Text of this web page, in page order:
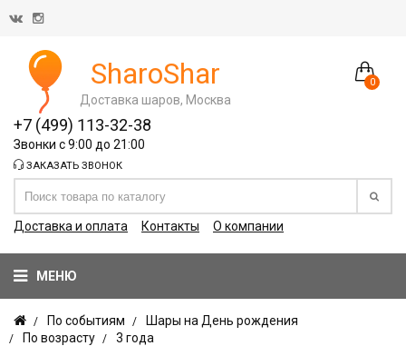
0
SharoShar
Доставка шаров, Москва
+7 (499) 113-32-38
Звонки с 9:00 до 21:00
ЗАКАЗАТЬ ЗВОНОК
Доставка и оплата Контакты О компании
МЕНЮ
По событиям
Шары на День рождения
По возрасту
3 года